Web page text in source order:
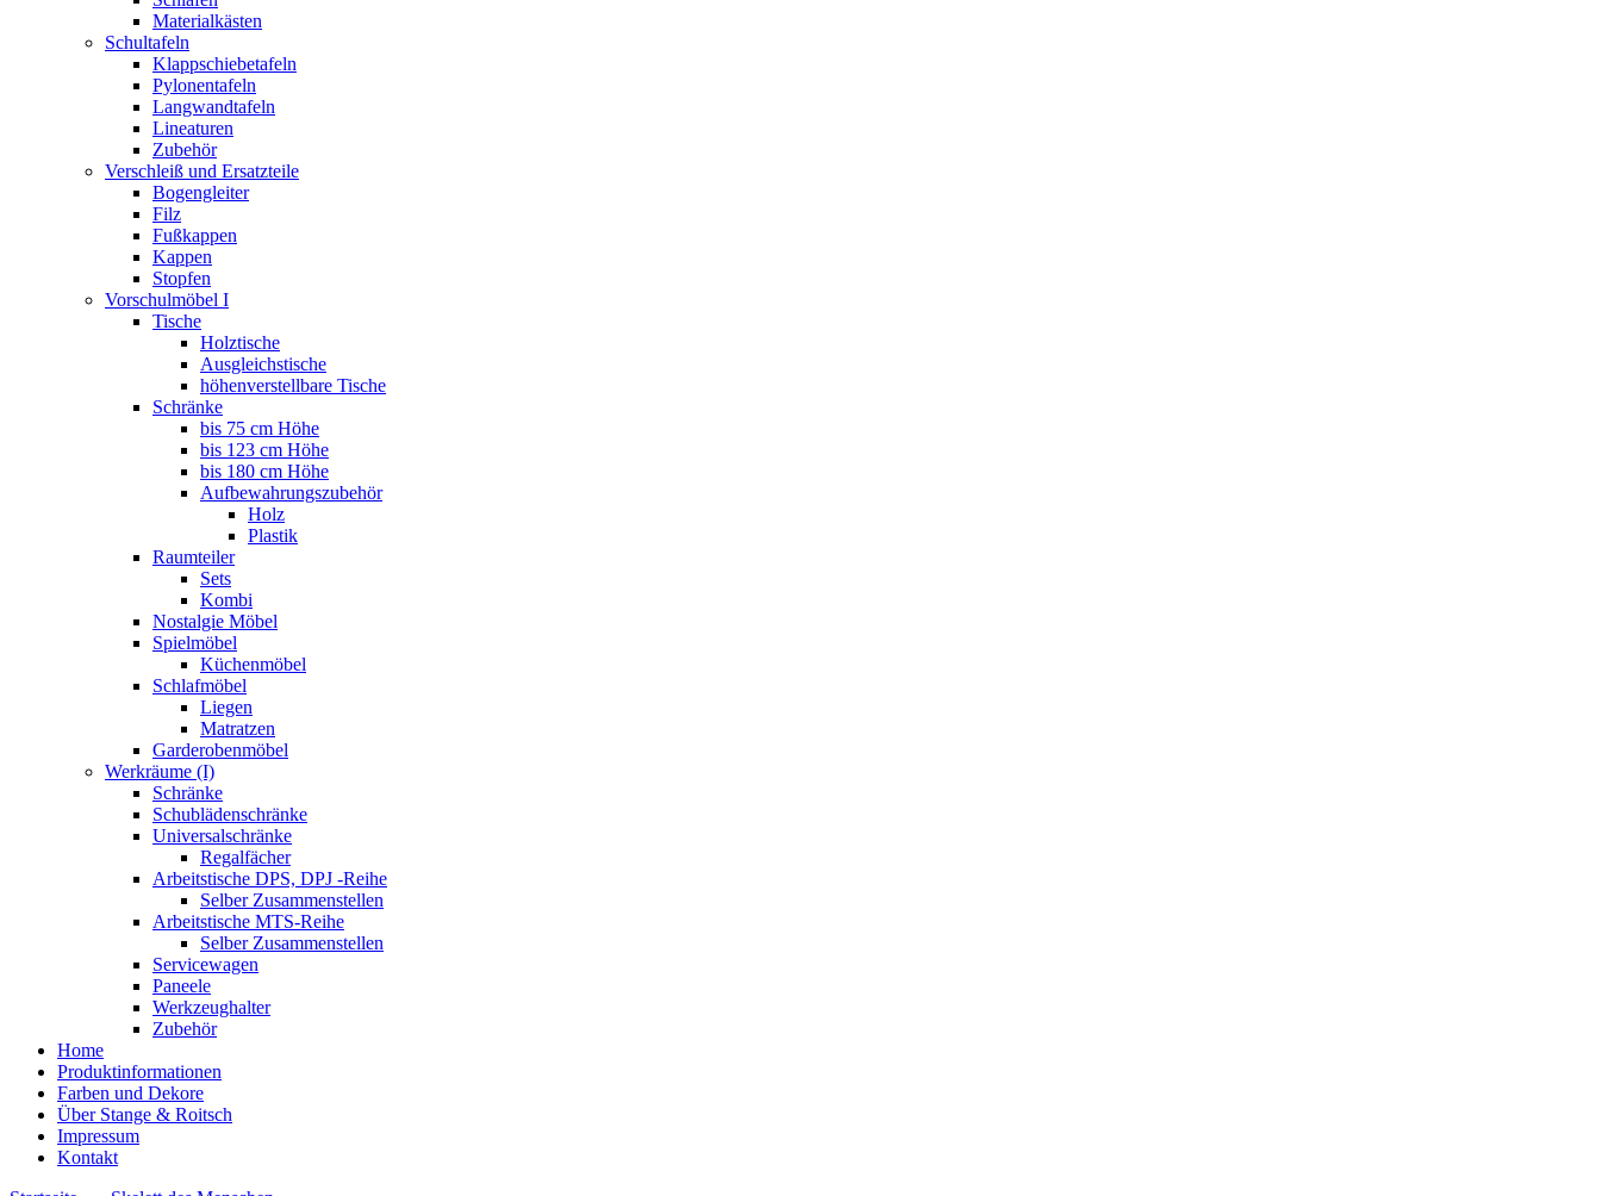
Materialkästen
Schultafeln
Klappschiebetafeln
Pylonentafeln
Langwandtafeln
Lineaturen
Zubehör
Verschleiß und Ersatzteile
Bogengleiter
Filz
Fußkappen
Kappen
Stopfen
Vorschulmöbel I
Tische
Holztische
Ausgleichstische
höhenverstellbare Tische
Schränke
bis 75 cm Höhe
bis 123 cm Höhe
bis 180 cm Höhe
Aufbewahrungszubehör
Holz
Plastik
Raumteiler
Sets
Kombi
Nostalgie Möbel
Spielmöbel
Küchenmöbel
Schlafmöbel
Liegen
Matratzen
Garderobenmöbel
Werkräume (I)
Schränke
Schublädenschränke
Universalschränke
Regalfächer
Arbeitstische DPS, DPJ -Reihe
Selber Zusammenstellen
Arbeitstische MTS-Reihe
Selber Zusammenstellen
Servicewagen
Paneele
Werkzeughalter
Zubehör
Home
Produktinformationen
Farben und Dekore
Über Stange & Roitsch
Impressum
Kontakt